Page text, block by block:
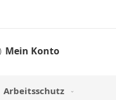
Warenkorb
Mein Konto
Arbeitsschutz